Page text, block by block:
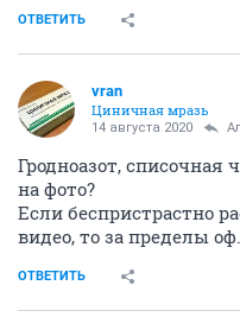
ОТВЕТИТЬ
vran
Циничная мразь
14 августа 2020
Гродноазот, списочная
на фото?
Если беспристрастно
видео, то за пределы
ОТВЕТИТЬ